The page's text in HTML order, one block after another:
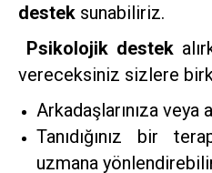
destek sunabiliriz.
Psikolojik destek
vereceksiniz sizlere
Arkadaşlarınıza
Tanıdığınız bir
uzmana